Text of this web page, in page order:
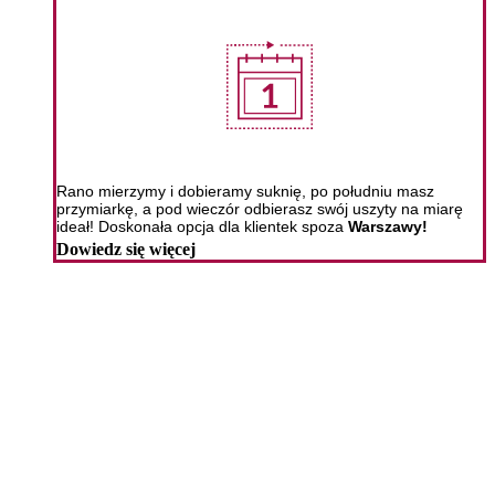
Rano mierzymy i dobieramy suknię, po południu masz
przymiarkę, a pod wieczór odbierasz swój uszyty na miarę
ideał! Doskonała opcja dla klientek spoza Warszawy!
Dowiedz się więcej